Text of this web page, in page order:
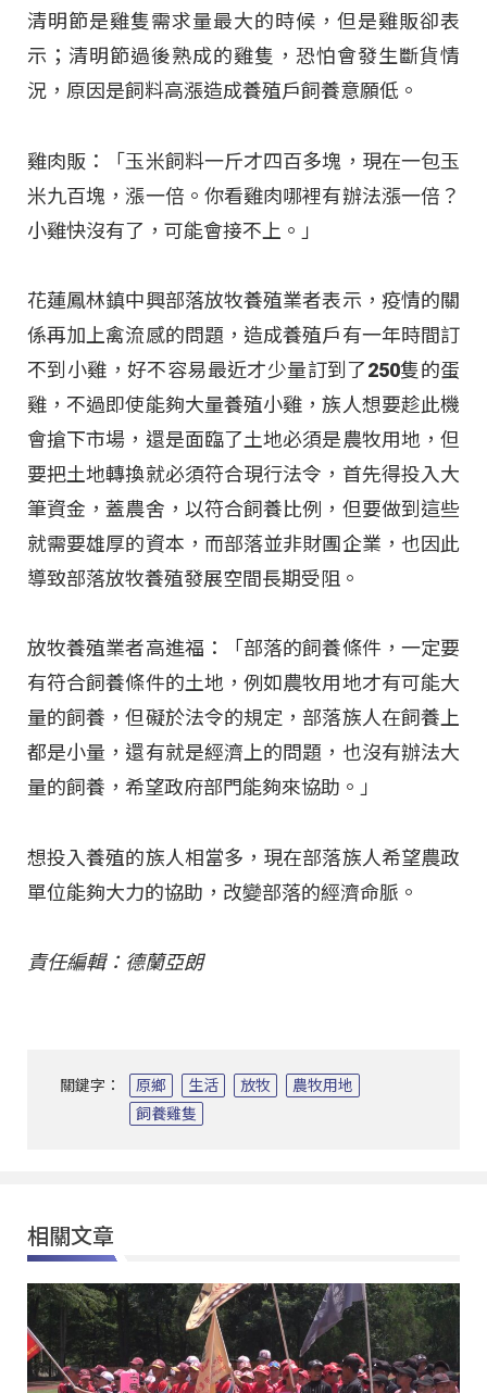
清明節是雞隻需求量最大的時候，但是雞販卻表
示；清明節過後熟成的雞隻，恐怕會發生斷貨情
況，原因是飼料高漲造成養殖戶飼養意願低。
雞肉販：「玉米飼料一斤才四百多塊，現在一包玉
米九百塊，漲一倍。你看雞肉哪裡有辦法漲一倍？
小雞快沒有了，可能會接不上。」
花蓮鳳林鎮中興部落放牧養殖業者表示，疫情的關
係再加上禽流感的問題，造成養殖戶有一年時間訂
不到小雞，好不容易最近才少量訂到了250隻的蛋
雞，不過即使能夠大量養殖小雞，族人想要趁此機
會搶下市場，還是面臨了土地必須是農牧用地，但
要把土地轉換就必須符合現行法令，首先得投入大
筆資金，蓋農舍，以符合飼養比例，但要做到這些
就需要雄厚的資本，而部落並非財團企業，也因此
導致部落放牧養殖發展空間長期受阻。
放牧養殖業者高進福：「部落的飼養條件，一定要
有符合飼養條件的土地，例如農牧用地才有可能大
量的飼養，但礙於法令的規定，部落族人在飼養上
都是小量，還有就是經濟上的問題，也沒有辦法大
量的飼養，希望政府部門能夠來協助。」
想投入養殖的族人相當多，現在部落族人希望農政
單位能夠大力的協助，改變部落的經濟命脈。
責任編輯：德蘭亞朗
關鍵字： 原鄉 生活 放牧
農牧用地
飼養雞隻
相關文章